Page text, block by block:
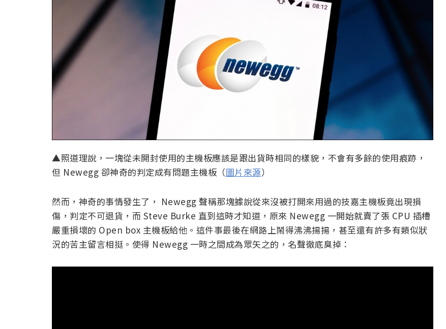
▲照道理說，一塊從未開封使用的主機板應該是跟出貨時相同的樣貌，不會有多餘的使用痕跡，
但 Newegg 卻神奇的判定成有問題主機板（圖片來源）
然而，神奇的事情發生了， Newegg 聲稱那塊據說從來沒被打開來用過的技嘉主機板竟出現損
傷，判定不可退貨，而 Steve Burke 直到這時才知道，原來 Newegg 一開始就賣了張 CPU 插槽
嚴重損壞的 Open box 主機板給他。這件事最後在網路上鬧得沸沸揚揚，甚至還有許多有類似狀
況的苦主留言相挺。使得 Newegg 一時之間成為眾矢之的，名聲徹底臭掉：